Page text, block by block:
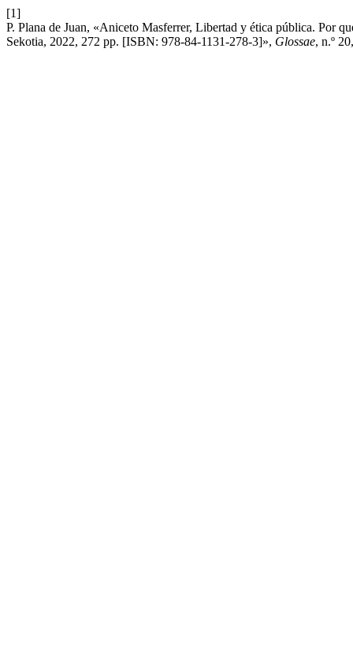
[1]
P. Plana de Juan, «Aniceto Masferrer, Libertad y ética pública. Por
Sekotia, 2022, 272 pp. [ISBN: 978-84-1131-278-3]», Glossae, n.º